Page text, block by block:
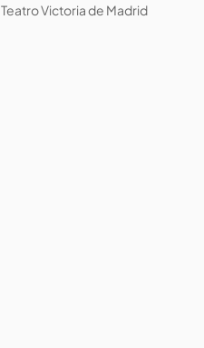
Teatro Victoria de Madrid